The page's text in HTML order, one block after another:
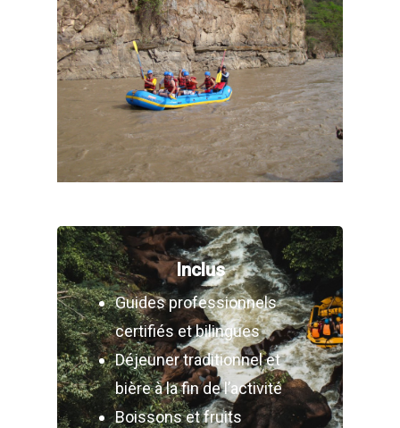
Inclus
Guides professionnels
certifiés et bilingues
Déjeuner traditionnel et
bière à la fin de l’activité
Boissons et fruits